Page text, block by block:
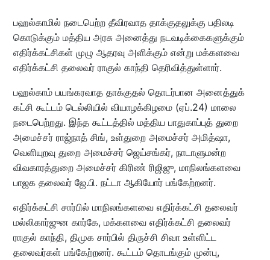
பஹல்காமில் நடைபெற்ற தீவிரவாத தாக்குதலுக்கு பதிலடி
கொடுக்கும் மத்திய அரசு அனைத்து நடவடிக்கைகளுக்கும்
எதிர்க்கட்சிகள் முழு ஆதரவு அளிக்கும் என்று மக்களவை
எதிர்க்கட்சி தலைவர் ராகுல் காந்தி தெரிவித்துள்ளார்.
பஹல்காம் பயங்கரவாத தாக்குதல் தொடர்பான அனைத்துக்
கட்சி கூட்டம் டெல்லியில் வியாழக்கிழமை (ஏப்.24) மாலை
நடைபெற்றது. இந்த கூட்டத்தில் மத்திய பாதுகாப்புத் துறை
அமைச்சர் ராஜ்நாத் சிங், உள்துறை அமைச்சர் அமித்ஷா,
வெளியுறவு துறை அமைச்சர் ஜெய்சங்கர், நாடாளுமன்ற
விவகாரத்துறை அமைச்சர் கிரிண் ரிஜிஜு, மாநிலங்களவை
பாஜக தலைவர் ஜே.பி. நட்டா ஆகியோர் பங்கேற்றனர்.
எதிர்க்கட்சி சார்பில் மாநிலங்களவை எதிர்க்கட்சி தலைவர்
மல்லிகார்ஜுன கார்கே, மக்களவை எதிர்க்கட்சி தலைவர்
ராகுல் காந்தி, திமுக சார்பில் திருச்சி சிவா உள்ளிட்ட
தலைவர்கள் பங்கேற்றனர். கூட்டம் தொடங்கும் முன்பு,